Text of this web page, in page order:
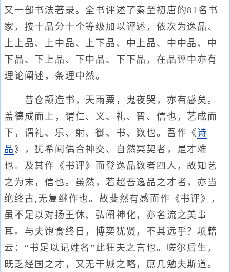
又一部书法著录。全书评述了秦至初唐的81名书
家，按十品分十个等级加以评述，依次为逸品、
上上品、上中品、上下品、中上品、中中品、中
下品、下上品、下中品、下下品，在品评中亦有
理论阐述，条理中然。
昔仓颉造书，天雨粟，鬼夜哭，亦有感矣。
盖德成而上，谓仁、义、礼、智、信也，艺成而
下，谓礼、乐、射、御、书、数也。吾作《诗
品 》，犹希闻偶合神交、自然冥契者，是才难
也。及其作《书评》而登逸品数者四人，故知艺
之为末，信也。虽然，若超吾逸品之才者，亦当
绝终古,无复继作也。故斐然有感而作《书评》，
虽不足以对扬王休、弘阐神化，亦名流之美事
耳。与夫饱食终日，博奕犹贤，不其远乎？项籍
云：“书足以记姓名”此狂夫之言也。嗟尔后生，
既乏经国之才，又无干城之略，庶几勉夫斯道。